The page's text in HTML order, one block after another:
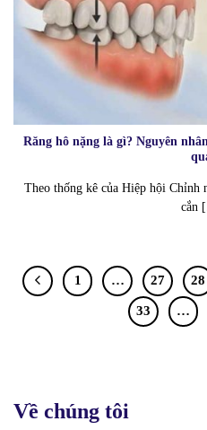
Răng hô nặng là gì? Nguyên
Theo thống kê của Hiệp hội
cắn
1 … 27 28
33 …
Về chúng tôi